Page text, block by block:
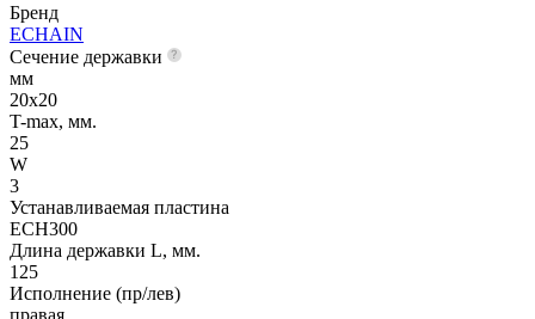
Бренд
ECHAIN
Сечение державки
мм
20x20
T-max, мм.
25
W
3
Устанавливаемая пластина
ECH300
Длина державки L, мм.
125
Исполнение (пр/лев)
правая